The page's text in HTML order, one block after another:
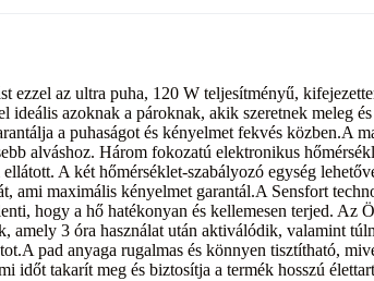
ezzel az ultra puha, 120 W teljesítményű,
ideális azoknak a pároknak, akik szeretnek meleg
a puhaságot és kényelmet fekvés közben.A
alváshoz. Három fokozatú elektronikus
A két hőmérséklet-szabályozó egység
ami maximális kényelmet garantál.A Sensfort
hogy a hő hatékonyan és kellemesen terjed. Az
amely 3 óra használat után aktiválódik, valamint
pad anyaga rugalmas és könnyen tisztítható,
időt takarít meg és biztosítja a termék hosszú